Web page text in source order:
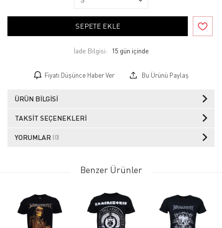
SEPETE EKLE
İade Bilgisi:
Fiyatı Düşünce Haber Ver Bu Ürünü Paylaş
ÜRÜN BILGISI
TAKSIT SEÇENEKLERI
YORUMLAR (0)
Benzer Ürünler